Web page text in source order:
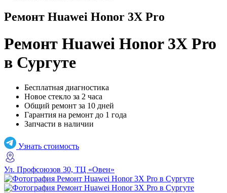
Ремонт Huawei Honor 3X Pro
Ремонт Huawei Honor 3X Pro
в Сургуте
Бесплатная диагностика
Новое стекло за 2 часа
Общий ремонт за 10 дней
Гарантия на ремонт до 1 года
Запчасти в наличии
Узнать стоимость
Ул. Профсоюзов 30, ТЦ «Овен»